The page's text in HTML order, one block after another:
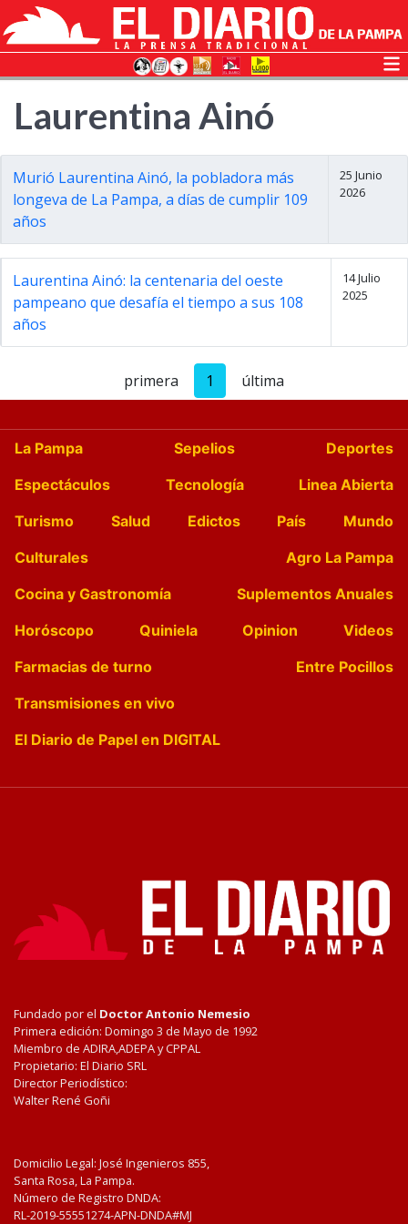
Laurentina Ainó
Murió Laurentina Ainó, la pobladora más
longeva de La Pampa, a días de cumplir 109
años
25 Junio
2026
Laurentina Ainó: la centenaria del oeste
pampeano que desafía el tiempo a sus 108
años
14 Julio
2025
primera 1 última
La Pampa Sepelios
Deportes
Espectáculos
Tecnología
Linea Abierta
Turismo
Salud Edictos País
Mundo
Culturales
Agro La Pampa
Cocina y Gastronomía
Suplementos Anuales
Horóscopo
Quiniela Opinion
Videos
Farmacias de turno
Entre Pocillos
Transmisiones en vivo
El Diario de Papel en DIGITAL
Fundado por el Doctor Antonio Nemesio
Primera edición: Domingo 3 de Mayo de 1992
Miembro de ADIRA,ADEPA y CPPAL
Propietario: El Diario SRL
Director Periodístico:
Walter René Goñi
Domicilio Legal: José Ingenieros 855,
Santa Rosa, La Pampa.
Número de Registro DNDA:
RL-2019-55551274-APN-DNDA#MJ